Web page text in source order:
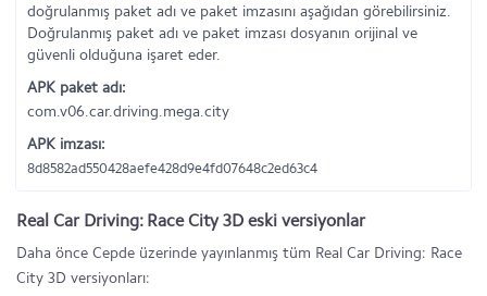
doğrulanmış paket adı ve paket imzasını aşağıdan görebilirsiniz.
Doğrulanmış paket adı ve paket imzası dosyanın orijinal ve
güvenli olduğuna işaret eder.
APK paket adı:
com.v06.car.driving.mega.city
APK imzası:
8d8582ad550428aefe428d9e4fd07648c2ed63c4
Real Car Driving: Race City 3D eski versiyonlar
Daha önce Cepde üzerinde yayınlanmış tüm Real Car Driving: Race
City 3D versiyonları: